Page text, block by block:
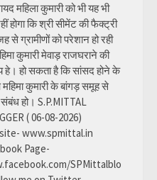
महिला कुमारी को भी यह भी
होगा कि श्री सीमेंट की फैक्ट्री
से ग्रामीणों को परेशान हो रही
कुमारी मेवाड़ राजघराने की
हे। हो सकता है कि सांसद होने के
कुमारी के बांगड़ समूह से
हो। S.P.MITTAL
( 06-08-2026)
www.spmittal.in
Page-
SPMittalblo